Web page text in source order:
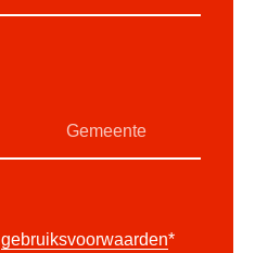
gebruiksvoorwaarden*